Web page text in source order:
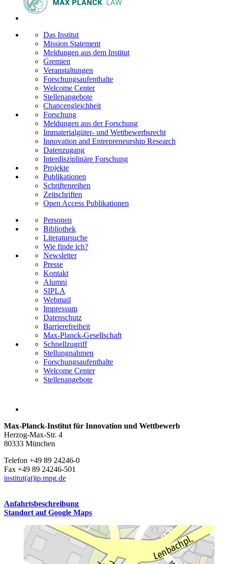
Das Institut
Mission Statement
Meldungen aus dem Institut
Gremien
Veranstaltungen
Forschungsaufenthalte
Welcome Center
Stellenangebote
Chancengleichheit
Forschung
Meldungen aus der Forschung
Immaterialgüter- und Wettbewerbsrecht
Innovation and Entrepreneurship Research
Datenzugang
Interdisziplinäre Forschung
Projekte
Publikationen
Schriftenreihen
Zeitschriften
Open Access Publikationen
Personen
Bibliothek
Literatursuche
Wie finde ich?
Newsletter
Presse
Kontakt
Alumni
SIPLA
Webmail
Impressum
Datenschutz
Barrierefreiheit
Max-Planck-Gesellschaft
Schnellzugriff
Stellungnahmen
Forschungsaufenthalte
Welcome Center
Stellenangebote
Max-Planck-Institut für Innovation und Wettbewerb
Herzog-Max-Str. 4
80333 München
Telefon +49 89 24246-0
Fax +49 89 24246-501
institut(at)ip.mpg.de
Anfahrtsbeschreibung
Standort auf Google Maps